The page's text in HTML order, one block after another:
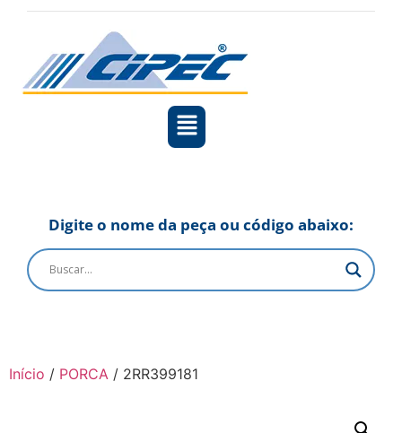
Digite o nome da peça ou código abaixo:
Início / PORCA / 2RR399181